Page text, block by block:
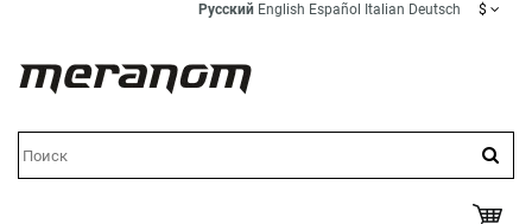
Русский English Español Italian Deutsch $